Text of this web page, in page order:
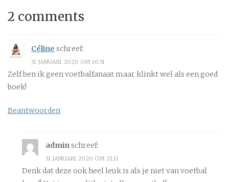
2 comments
Céline schreef:
31 JANUARI 2020 OM 16:31
Zelf ben ik geen voetbalfanaat maar klinkt wel als een goed
boek!
Beantwoorden
adminschreef:
31 JANUARI 2020 OM 21:11
Denk dat deze ook heel leuk is als je niet van voetbal